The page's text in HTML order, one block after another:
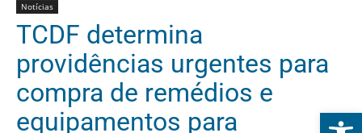
Abrir
Notícias
TCDF determina
providências urgentes para
compra de remédios e
equipamentos para